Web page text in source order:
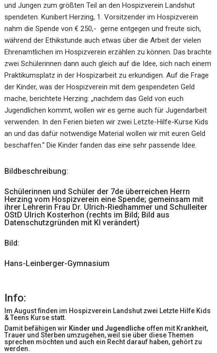
und Jungen zum größten Teil an den Hospizverein Landshut
spendeten. Kunibert Herzing, 1. Vorsitzender im Hospizverein
nahm die Spende von € 250,- gerne entgegen und freute sich,
während der Ethikstunde auch etwas über die Arbeit der vielen
Ehrenamtlichen im Hospizverein erzählen zu können. Das brachte
zwei Schülerinnen dann auch gleich auf die Idee, sich nach einem
Praktikumsplatz in der Hospizarbeit zu erkundigen. Auf die Frage
der Kinder, was der Hospizverein mit dem gespendeten Geld
mache, berichtete Herzing: „nachdem das Geld von euch
Jugendlichen kommt, wollen wir es gerne auch für Jugendarbeit
verwenden. In den Ferien bieten wir zwei Letzte-Hilfe-Kurse Kids
an und das dafür notwendige Material wollen wir mit euren Geld
beschaffen.“ Die Kinder fanden das eine sehr passende Idee.
Bildbeschreibung:
Schülerinnen und Schüler der 7de überreichen Herrn
Herzing vom Hospizverein eine Spende; gemeinsam mit
ihrer Lehrerin Frau Dr. Ulrich-Riedhammer und Schulleiter
OStD Ulrich Kosterhon (rechts im Bild; Bild aus
Datenschutzgründen mit KI verändert)
Bild:
Hans-Leinberger-Gymnasium
Info:
Im August finden im Hospizverein Landshut zwei Letzte Hilfe Kids
& Teens Kurse statt.
Damit befähigen wir Kinder und Jugendliche offen mit Krankheit,
Trauer und Sterben umzugehen, weil sie über diese Themen
sprechen möchten und auch ein Recht darauf haben, gehört zu
werden.